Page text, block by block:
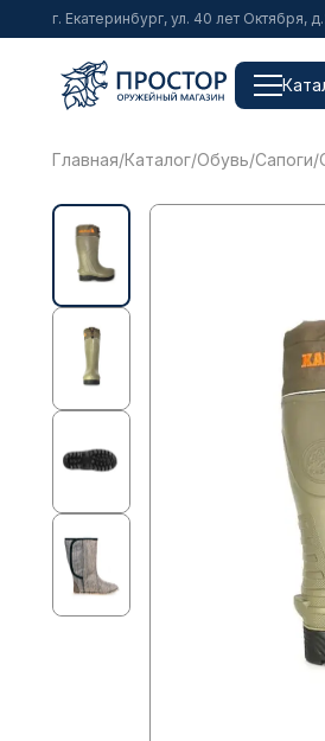
г. Екатеринбург, ул. 40 лет Октября,
Главная/Каталог/Обувь/Сапоги/